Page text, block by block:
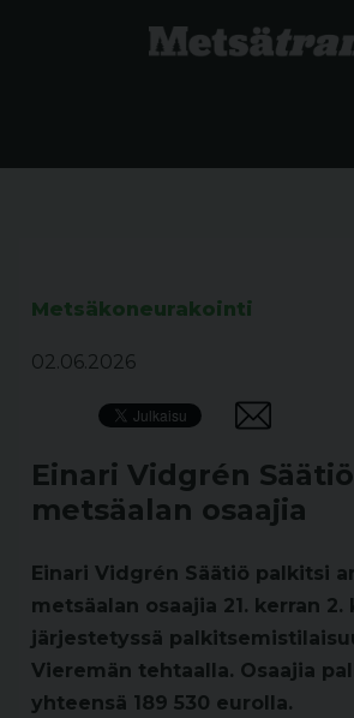
Metsäkoneurakointi
02.06.2026
Einari Vidgrén
metsäalan osaajia
Einari Vidgrén Säätiö palkitsi
metsäalan osaajia 21. kerran 2.
järjestetyssä
Vieremän tehtaalla. Osaajia
yhteensä 189 530 eurolla.